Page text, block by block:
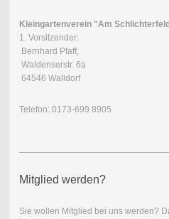
Kleingartenverein "Am
1. Vorsitzender:
Bernhard Pfaff,
Waldenserstr. 6a
64546 Walldorf
Telefon: 0173-699 8905
Mitglied werden?
Sie wollen Mitglied bei uns werden?